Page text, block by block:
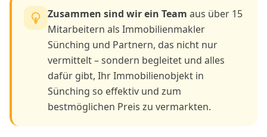
Zusammen sind wir ein Team aus über 15
Mitarbeitern als Immobilienmakler
Sünching und Partnern, das nicht nur
vermittelt – sondern begleitet und alles
dafür gibt, Ihr Immobilienobjekt in
Sünching so effektiv und zum
bestmöglichen Preis zu vermarkten.